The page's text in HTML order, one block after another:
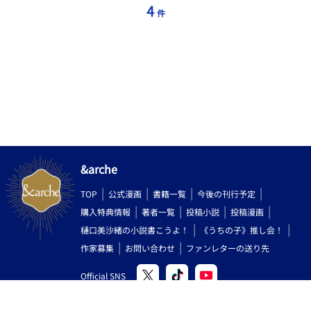
4 件
&arche
TOP 公式漫画 書籍一覧
今後の刊行予定
購入特典情報
著者一覧 投稿小説
投稿漫画
樋口美沙緒の小説書こうよ！
《うちの子》推し会！
作家募集
お問い合わせ ファンレターの送り先
Official SNS